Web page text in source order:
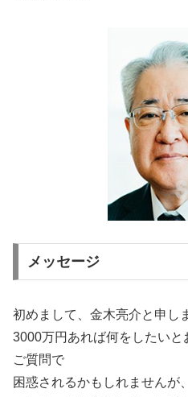
メッセージ
初めまして、金木亮介と申し
3000万円あれば何をしたい
ご質問で
困惑されるかもしれませんが